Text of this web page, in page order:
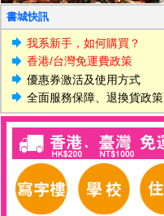
書城快訊
我系新手，如何購買？
香港/台灣免運費政策
優惠券激活及使用方式
全面服務保障、退換貨政策